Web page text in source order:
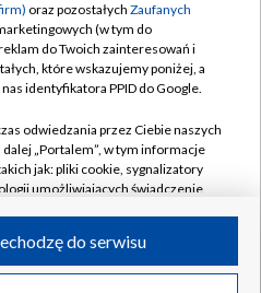
prywatności
zgody
S.A. w likwidacji
oraz pozostałych Zaufanych
(w tym do
do Twoich zainteresowań i
które wskazujemy poniżej, a
identyfikatora PPID do Google.
odwiedzania przez Ciebie naszych
dalej „Portalem”, w tym informacje
jak: pliki cookie, sygnalizatory
umożliwiających świadczenie
do serwisu